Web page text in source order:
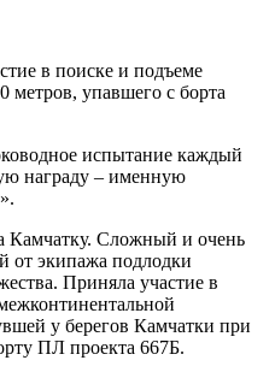
в поиске и подъеме
метров, упавшего с борта
испытание каждый
награду – именную
Камчатку. Сложный и очень
от экипажа подлодки
Приняла участие в
у берегов Камчатки при
ПЛ проекта 667Б.